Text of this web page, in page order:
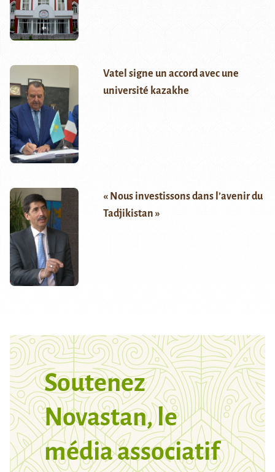
Vatel signe un accord avec une
université kazakhe
« Nous investissons dans l’avenir du
Tadjikistan »
Soutenez
Novastan, le
média associatif